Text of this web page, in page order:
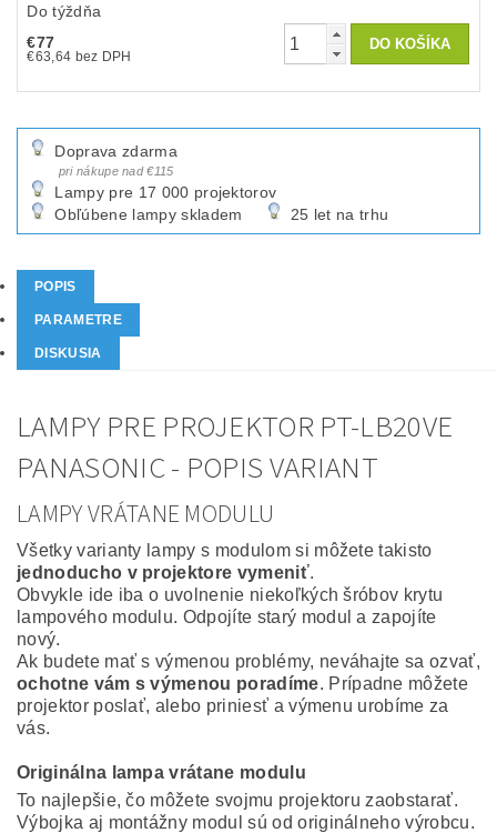
Do týždňa
€77
€63,64 bez DPH
Doprava zdarma
pri nákupe nad €115
Lampy pre 17 000 projektorov
Obľúbene lampy skladem
25 let na trhu
POPIS
PARAMETRE
DISKUSIA
LAMPY PRE PROJEKTOR PT-LB20VE
PANASONIC - POPIS VARIANT
LAMPY VRÁTANE MODULU
Všetky varianty lampy s modulom si môžete takisto
jednoducho v projektore vymeniť.
Obvykle ide iba o uvolnenie niekoľkých šróbov krytu
lampového modulu. Odpojíte starý modul a zapojíte
nový.
Ak budete mať s výmenou problémy, neváhajte sa ozvať,
ochotne vám s výmenou poradíme. Prípadne môžete
projektor poslať, alebo priniesť a výmenu urobíme za
vás.
Originálna lampa vrátane modulu
To najlepšie, čo môžete svojmu projektoru zaobstarať.
Výbojka aj montážny modul sú od originálneho výrobcu.